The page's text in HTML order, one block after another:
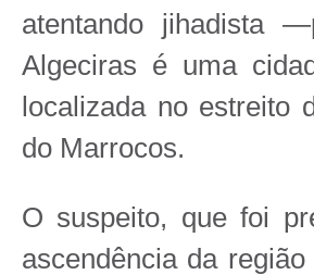
atentando jihadista
Algeciras é uma
localizada no estreito
do Marrocos.
O suspeito, que foi
ascendência da